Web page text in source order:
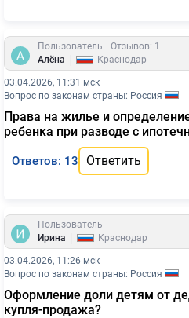
Пользователь
Отзывов: 1
Алёна
Краснодар
03.04.2026, 11:31 мск
Вопрос по законам страны: Россия
Права на жилье и
ребенка при разводе с
Ответов: 13 Ответить
Пользователь
Ирина
Краснодар
03.04.2026, 11:26 мск
Вопрос по законам страны: Россия
Оформление доли детям от
купля-продажа?